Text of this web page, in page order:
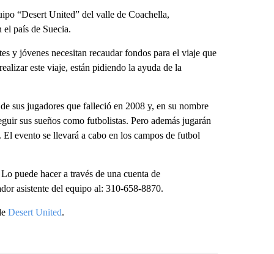
“Desert United” del valle de Coachella,
país de Suecia.
y jóvenes necesitan recaudar fondos para el viaje que
este viaje, están pidiendo la ayuda de la
sus jugadores que falleció en 2008 y, en su nombre
sus sueños como futbolistas. Pero además jugarán
evento se llevará a cabo en los campos de futbol
puede hacer a través de una cuenta de
asistente del equipo al: 310-658-8870.
Desert United.